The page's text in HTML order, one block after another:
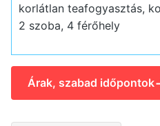
korlátlan teafogyasztás,
2 szoba, 4 férőhely
Árak, szabad időpontok